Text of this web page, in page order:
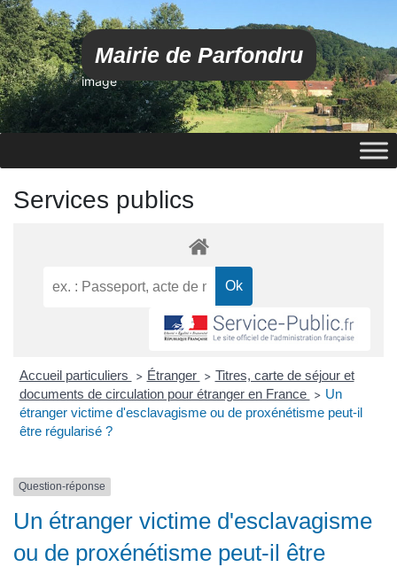
Mairie de Parfondru
image
Services publics
Accueil particuliers > Étranger > Titres, carte de séjour et
documents de circulation pour étranger en France > Un
étranger victime d'esclavagisme ou de proxénétisme peut-il
être régularisé ?
Question-réponse
Un étranger victime d'esclavagisme
ou de proxénétisme peut-il être